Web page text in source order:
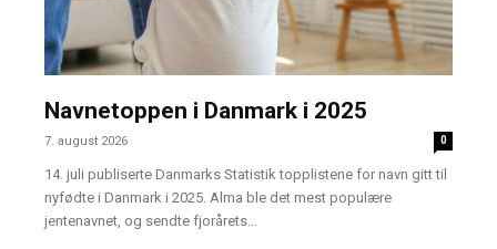
Navnetoppen i Danmark i 2025
7. august 2026 0
14. juli publiserte Danmarks Statistik topplistene for navn gitt til
nyfødte i Danmark i 2025. Alma ble det mest populære
jentenavnet, og sendte fjorårets...